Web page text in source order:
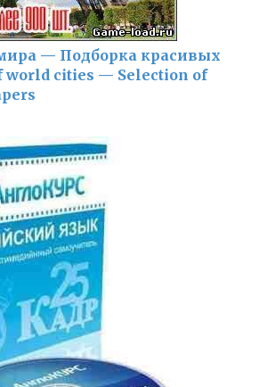
— Подборка красивых
world cities — Selection of